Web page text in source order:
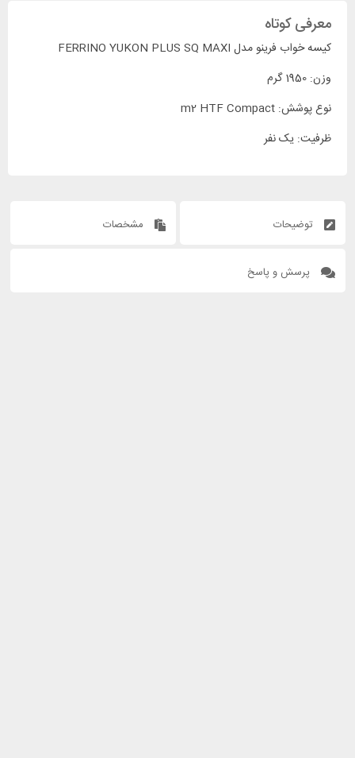
معرفی کوتاه
کیسه خواب فرینو مدل FERRINO YUKON PLUS SQ MAXI
وزن: 1950 گرم
نوع پوشش: m2 HTF Compact
ظرفیت: یک نفر
توضیحات مشخصات
پرسش و پاسخ